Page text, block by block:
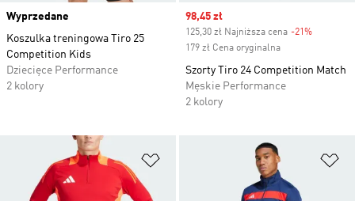
Wyprzedane
Koszulka treningowa Tiro 25
Competition Kids
Dziecięce Performance
2 kolory
Sale price
98,45 zł
125,30 zł Najniższa cena -21%
179 zł Cena oryginalna
Szorty Tiro 24 Competition Match
Męskie Performance
2 kolory
Dodaj do listy życzeń